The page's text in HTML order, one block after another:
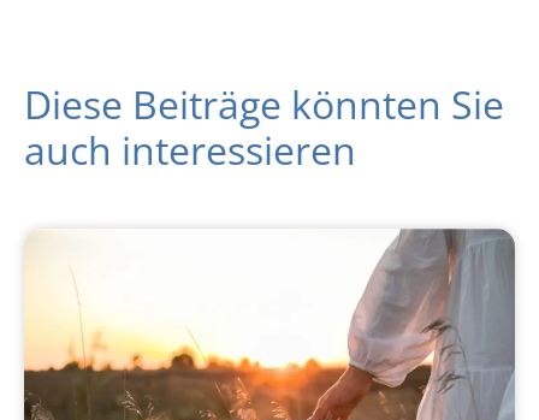
Diese Beiträge könnten Sie
auch interessieren